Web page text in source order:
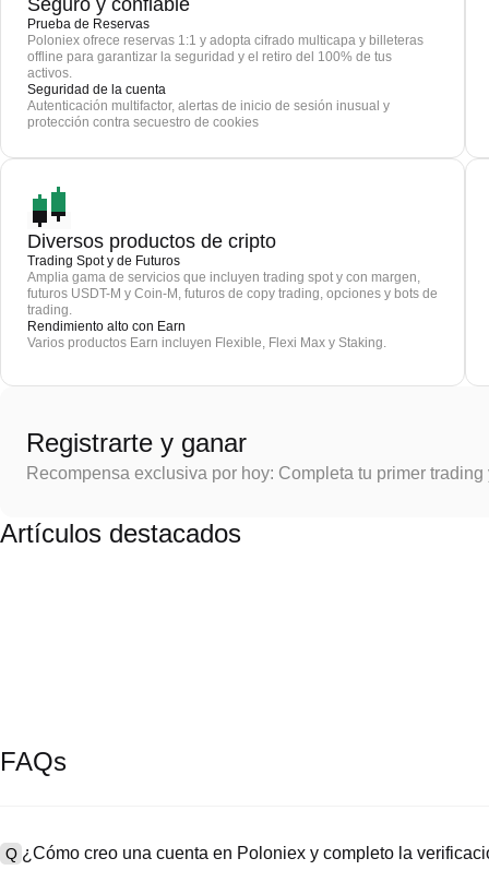
Seguro y confiable
Prueba de Reservas
Poloniex ofrece reservas 1:1 y adopta cifrado multicapa y billeteras
offline para garantizar la seguridad y el retiro del 100% de tus
activos.
Seguridad de la cuenta
Autenticación multifactor, alertas de inicio de sesión inusual y
protección contra secuestro de cookies
Diversos productos de cripto
Trading Spot y de Futuros
Amplia gama de servicios que incluyen trading spot y con margen,
futuros USDT-M y Coin-M, futuros de copy trading, opciones y bots de
trading.
Rendimiento alto con Earn
Varios productos Earn incluyen Flexible, Flexi Max y Staking.
Registrarte y ganar
Recompensa exclusiva por hoy: Completa tu primer
Artículos destacados
FAQs
Q ¿Cómo creo una cuenta en Poloniex y completo la